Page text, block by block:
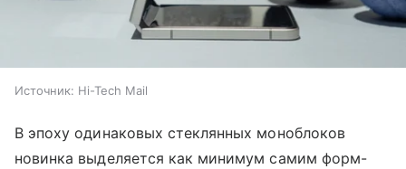
Источник: Hi-Tech Mail
В эпоху одинаковых стеклянных моноблоков
новинка выделяется как минимум самим форм-